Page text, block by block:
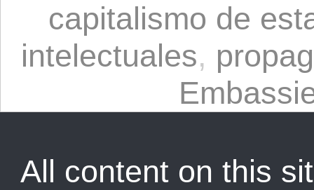
capitalismo de
intelectuales,
All content on this